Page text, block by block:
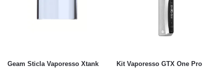
Geam Sticla Vaporesso Xtank
Kit Vaporesso GTX One Pro